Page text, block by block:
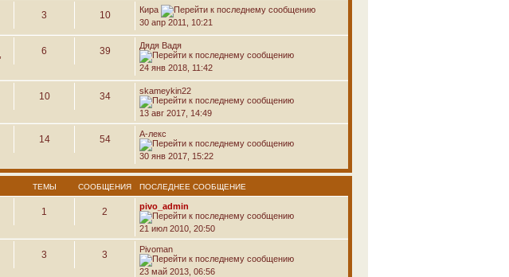
3 10
Кира
30 апр 2011, 10:21
6 39 Дядя Вадя
24 янв 2018, 11:42
10 34 skameykin22
13 авг 2017, 14:49
14 54 А-лекс
30 янв 2017, 15:22
ТЕМЫ СООБЩЕНИЯ ПОСЛЕДНЕЕ СООБЩЕНИЕ
1 2 pivo_admin
21 июл 2010, 20:50
3 3 Pivoman
23 май 2013, 06:56